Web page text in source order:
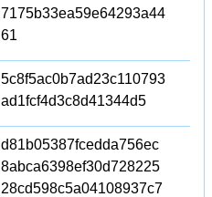
7175b33ea59e64293a44
61
5c8f5ac0b7ad23c110793
ad1fcf4d3c8d41344d5
d81b05387fcedda756ec
8abca6398ef30d728225
28cd598c5a04108937c7